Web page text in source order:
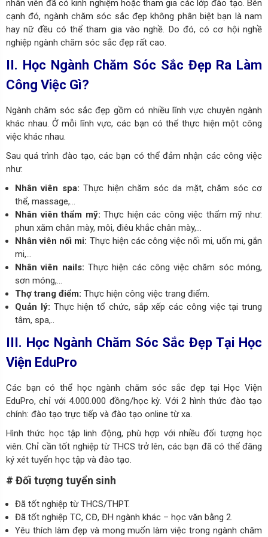
nhân viên đã có kinh nghiệm hoặc tham gia các lớp đào tạo. Bên
cạnh đó, ngành chăm sóc sắc đẹp không phân biệt bạn là nam
hay nữ đều có thể tham gia vào nghề. Do đó, có cơ hội nghề
nghiệp ngành chăm sóc sắc đẹp rất cao.
II. Học Ngành Chăm Sóc Sắc Đẹp Ra Làm
Công Việc Gì?
Ngành chăm sóc sắc đẹp gồm có nhiều lĩnh vực chuyên ngành
khác nhau. Ở mỗi lĩnh vực, các bạn có thể thực hiện một công
việc khác nhau.
Sau quá trình đào tạo, các bạn có thể đảm nhận các công việc
như:
Nhân viên spa:Thực hiện chăm sóc da mặt, chăm sóc cơ
thể, massage,…
Nhân viên thẩm mỹ:Thực hiện các công việc thẩm mỹ như:
phun xăm chân mày, môi, điêu khắc chân mày,…
Nhân viên nối mi: Thực hiện các công việc nối mi, uốn mi, gắn
mi,…
Nhân viên nails: Thực hiện các công việc chăm sóc móng,
sơn móng,…
Thợ trang điểm: Thực hiện công việc trang điểm.
Quản lý: Thực hiện tổ chức, sắp xếp các công việc tại trung
tâm, spa,..
III. Học Ngành Chăm Sóc Sắc Đẹp Tại Học
Viện EduPro
Các bạn có thể học ngành chăm sóc sắc đẹp tại Học Viện
EduPro, chỉ với 4.000.000 đồng/học kỳ. Với 2 hình thức đào tạo
chính: đào tạo trực tiếp và đào tạo online từ xa.
Hình thức học tập linh động, phù hợp với nhiều đối tượng học
viên. Chỉ cần tốt nghiệp từ THCS trở lên, các bạn đã có thể đăng
ký xét tuyển học tập và đào tạo.
# Đối tượng tuyển sinh
Đã tốt nghiệp từ THCS/THPT.
Đã tốt nghiệp TC, CĐ, ĐH ngành khác – học văn bằng 2.
Yêu thích làm đẹp và mong muốn làm việc trong ngành chăm